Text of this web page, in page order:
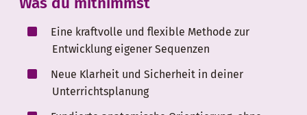
Eine kraftvolle und flexible Methode zur
Entwicklung eigener Sequenzen
Neue Klarheit und Sicherheit in deiner
Unterrichtsplanung